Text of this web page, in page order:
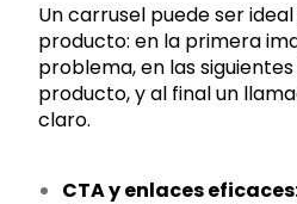
Un carrusel puede ser
producto: en la primera
problema, en las
producto, y al final un
claro.
CTA y enlaces